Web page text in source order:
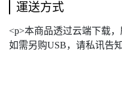
運送方式
<p>本商品透过云端下载
如需另购USB，请私讯告